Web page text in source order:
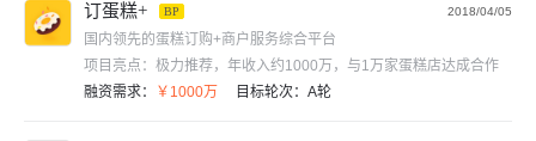
订蛋糕+ BP 2018/04/05
国内领先的蛋糕订购+商户服务综合平台
项目亮点： 极力推荐，年收入约1000万，与1万家蛋糕店达成合作
融资需求：
￥1000万 目标轮次： A轮